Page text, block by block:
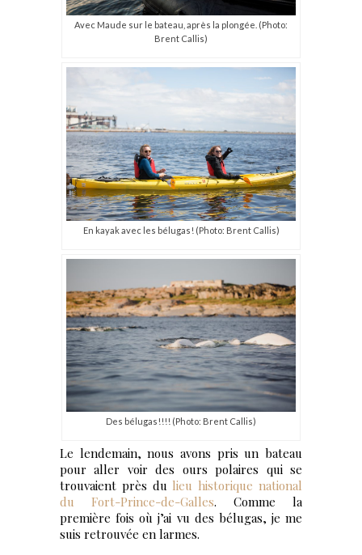
Avec Maude sur le bateau, après la plongée. (Photo:
Brent Callis)
En kayak avec les bélugas! (Photo: Brent Callis)
Des bélugas!!!! (Photo: Brent Callis)
Le lendemain, nous avons pris un bateau
pour aller voir des ours polaires qui se
trouvaient près du lieu historique national
du Fort-Prince-de-Galles. Comme la
première fois où j’ai vu des bélugas, je me
suis retrouvée en larmes.